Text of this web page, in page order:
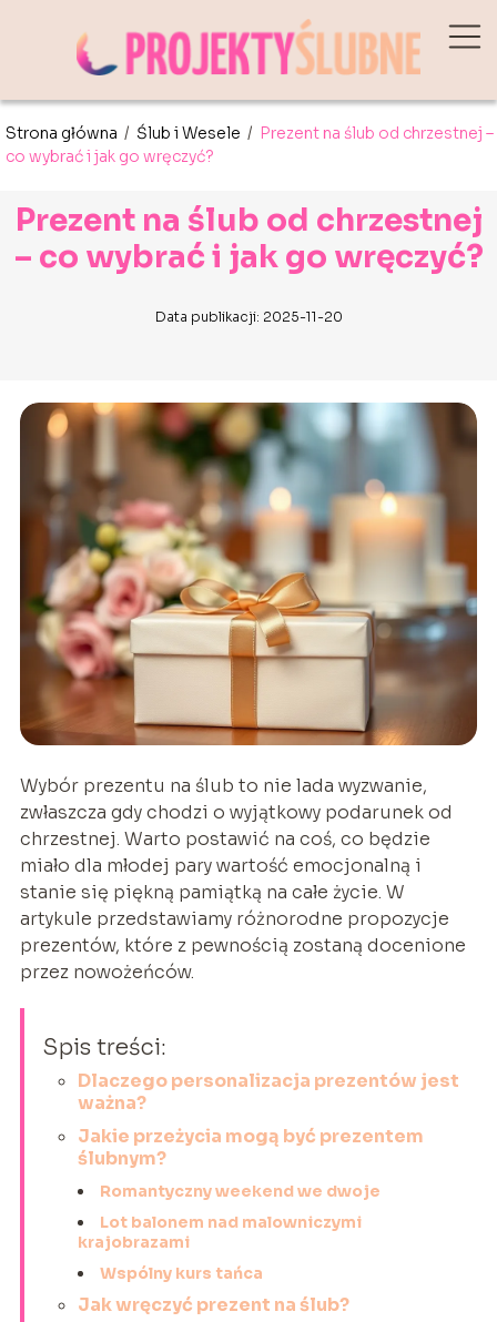
Strona główna / Ślub i Wesele / Prezent na ślub od chrzestnej –
co wybrać i jak go wręczyć?
Prezent na ślub od chrzestnej
– co wybrać i jak go wręczyć?
Data publikacji: 2025-11-20
Wybór prezentu na ślub to nie lada wyzwanie,
zwłaszcza gdy chodzi o wyjątkowy podarunek od
chrzestnej. Warto postawić na coś, co będzie
miało dla młodej pary wartość emocjonalną i
stanie się piękną pamiątką na całe życie. W
artykule przedstawiamy różnorodne propozycje
prezentów, które z pewnością zostaną docenione
przez nowożeńców.
Spis treści:
Dlaczego personalizacja prezentów jest
ważna?
Jakie przeżycia mogą być prezentem
ślubnym?
Romantyczny weekend we dwoje
Lot balonem nad malowniczymi
krajobrazami
Wspólny kurs tańca
Jak wręczyć prezent na ślub?